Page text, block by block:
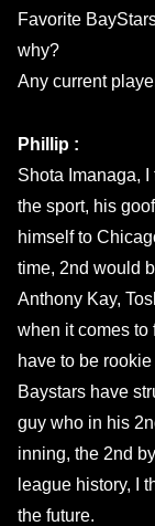
Favorite
why?
Any current
Phillip :
Shota Imanaga,
the sport, his
himself to
time, 2nd would
Anthony Kay,
when it comes to
have to be
Baystars have
guy who in his
inning, the 2nd
league history, I
the future.